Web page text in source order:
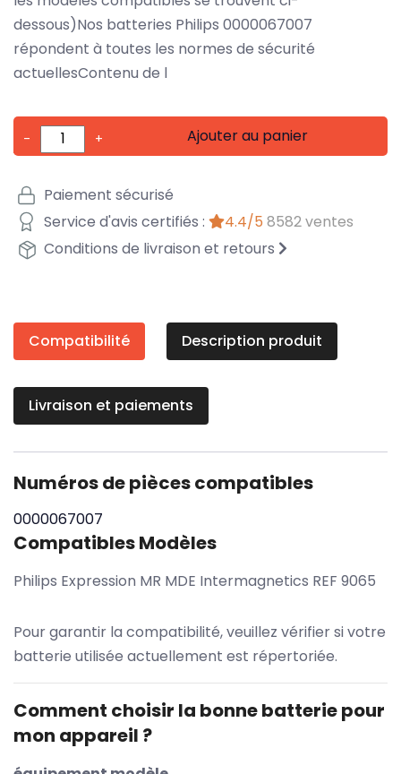
dessous)Nos batteries Philips 0000067007
répondent à toutes les normes de sécurité
actuellesContenu de l
- + Ajouter au panier
Paiement sécurisé
Service d'avis certifiés :
4.4/5 8582 ventes
Conditions de livraison et retours
Compatibilité Description produit
Livraison et paiements
Numéros de pièces compatibles
0000067007
Compatibles Modèles
Philips Expression MR MDE Intermagnetics REF 9065
Pour garantir la compatibilité, veuillez vérifier si votre
batterie utilisée actuellement est répertoriée.
Comment choisir la bonne batterie pour
mon appareil ?